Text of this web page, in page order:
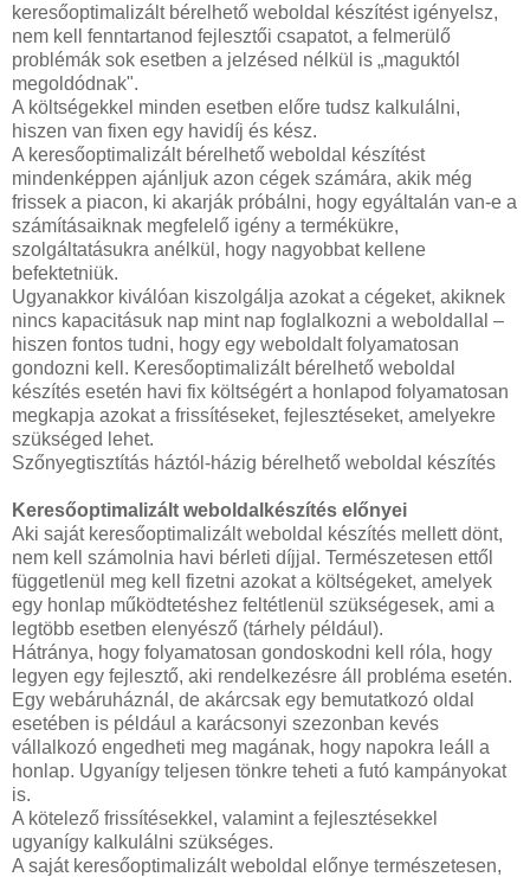
keresőoptimalizált bérelhető weboldal készítést igényelsz,
nem kell fenntartanod fejlesztői csapatot, a felmerülő
problémák sok esetben a jelzésed nélkül is „maguktól
megoldódnak".
A költségekkel minden esetben előre tudsz kalkulálni,
hiszen van fixen egy havidíj és kész.
A keresőoptimalizált bérelhető weboldal készítést
mindenképpen ajánljuk azon cégek számára, akik még
frissek a piacon, ki akarják próbálni, hogy egyáltalán van-e a
számításaiknak megfelelő igény a termékükre,
szolgáltatásukra anélkül, hogy nagyobbat kellene
befektetniük.
Ugyanakkor kiválóan kiszolgálja azokat a cégeket, akiknek
nincs kapacitásuk nap mint nap foglalkozni a weboldallal –
hiszen fontos tudni, hogy egy weboldalt folyamatosan
gondozni kell. Keresőoptimalizált bérelhető weboldal
készítés esetén havi fix költségért a honlapod folyamatosan
megkapja azokat a frissítéseket, fejlesztéseket, amelyekre
szükséged lehet.
Szőnyegtisztítás háztól-házig bérelhető weboldal készítés
Keresőoptimalizált weboldalkészítés előnyei
Aki saját keresőoptimalizált weboldal készítés mellett dönt,
nem kell számolnia havi bérleti díjjal. Természetesen ettől
függetlenül meg kell fizetni azokat a költségeket, amelyek
egy honlap működtetéshez feltétlenül szükségesek, ami a
legtöbb esetben elenyésző (tárhely például).
Hátránya, hogy folyamatosan gondoskodni kell róla, hogy
legyen egy fejlesztő, aki rendelkezésre áll probléma esetén.
Egy webáruháznál, de akárcsak egy bemutatkozó oldal
esetében is például a karácsonyi szezonban kevés
vállalkozó engedheti meg magának, hogy napokra leáll a
honlap. Ugyanígy teljesen tönkre teheti a futó kampányokat
is.
A kötelező frissítésekkel, valamint a fejlesztésekkel
ugyanígy kalkulálni szükséges.
A saját keresőoptimalizált weboldal előnye természetesen,